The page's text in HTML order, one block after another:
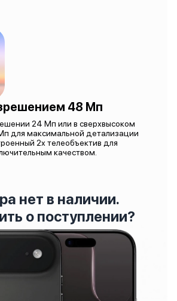
48 Мп
24 Мп или в сверхвысоком
для максимальной детализации
2x телеобъектив для
качеством.
нет в наличии.
о поступлении?